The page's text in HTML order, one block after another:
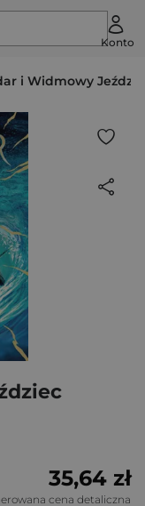
Konto
i Widmowy
35,64 zł
cena detaliczna